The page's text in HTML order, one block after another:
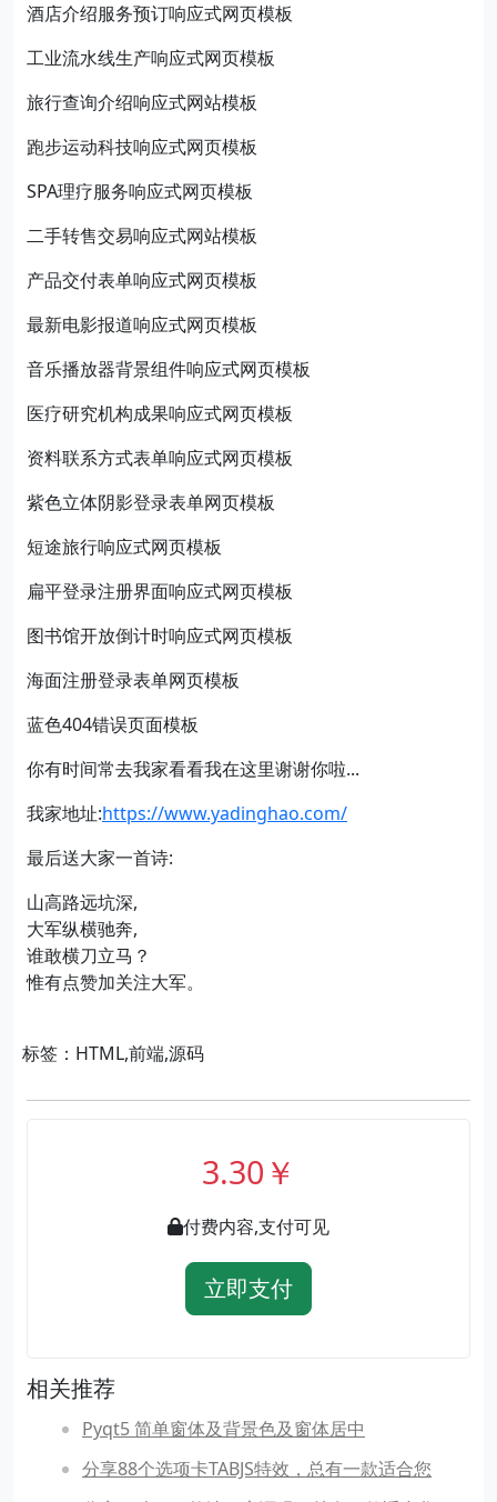
酒店介绍服务预订响应式网页模板
工业流水线生产响应式网页模板
旅行查询介绍响应式网站模板
跑步运动科技响应式网页模板
SPA理疗服务响应式网页模板
二手转售交易响应式网站模板
产品交付表单响应式网页模板
最新电影报道响应式网页模板
音乐播放器背景组件响应式网页模板
医疗研究机构成果响应式网页模板
资料联系方式表单响应式网页模板
紫色立体阴影登录表单网页模板
短途旅行响应式网页模板
扁平登录注册界面响应式网页模板
图书馆开放倒计时响应式网页模板
海面注册登录表单网页模板
蓝色404错误页面模板
你有时间常去我家看看我在这里谢谢你啦...
我家地址:https://www.yadinghao.com/
最后送大家一首诗:
山高路远坑深,
大军纵横驰奔,
谁敢横刀立马？
惟有点赞加关注大军。
标签：HTML,前端,源码
3.30￥
付费内容,支付可见
立即支付
相关推荐
Pyqt5 简单窗体及背景色及窗体居中
分享88个选项卡TABJS特效，总有一款适合您